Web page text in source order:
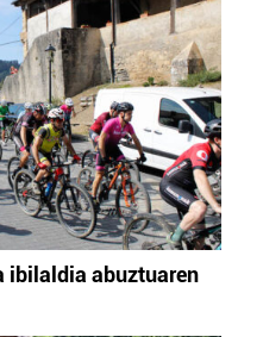
ibilaldia abuztuaren